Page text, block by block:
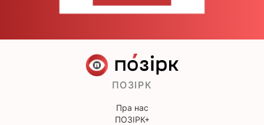
ПОЗІРК
Пра нас
ПОЗІРК+